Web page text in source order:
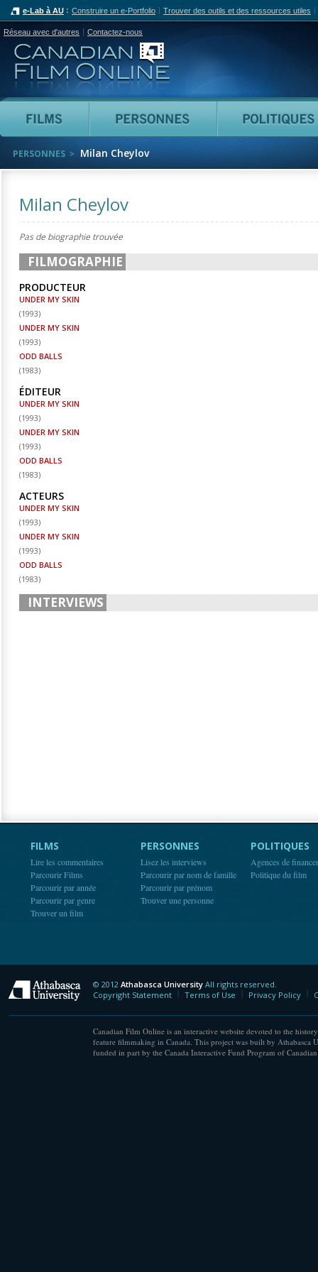
e-Lab à AU Construire un e-Portfolio Trouver des outils et des ressources utiles
Réseau avec d'autres Contactez-nous
Canadian Film Online
Films Personnes
PERSONNES Milan Cheylov
Milan Cheylov
Pas de biographie trouvée
FILMOGRAPHIE
PRODUCTEUR
UNDER MY SKIN
(1993)
UNDER MY SKIN
(1993)
ODD BALLS
(1983)
ÉDITEUR
UNDER MY SKIN
(1993)
UNDER MY SKIN
(1993)
ODD BALLS
(1983)
ACTEURS
UNDER MY SKIN
(1993)
UNDER MY SKIN
(1993)
ODD BALLS
(1983)
INTERVIEWS
FILMS
Lire les commentaires
Parcourir Films
Parcourir par année
Parcourir par genre
Trouver un film
PERSONNES
Lisez les interviews
Parcourir par nom de famille
Parcourir par prénom
Trouver une personne
POLITIQUES
Agences de
Politique du film
Athabasca University
© 2012 Athabasca University All rights reserved.
Copyright Statement
Terms of Use Privacy Policy
Canadian Film Online is an interactive website devoted to the
feature filmmaking in Canada. This project was built by Athabasca
funded in part by the Canada Interactive Fund Program of